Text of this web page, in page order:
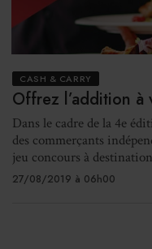
CASH & CARRY
Offrez l’addition à
Dans le cadre de la 4e
des commerçants
jeu concours à
27/08/2019 à 06h00